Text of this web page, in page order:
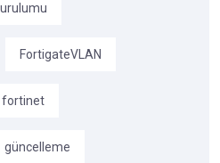
FortigateVLAN
fortinet
güncelleme